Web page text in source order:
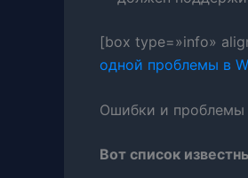
[box type=»info»
одной проблемы в
Ошибки и проблемы
Вот список